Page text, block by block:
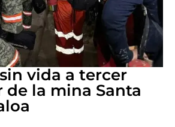
vida a tercer
la mina Santa